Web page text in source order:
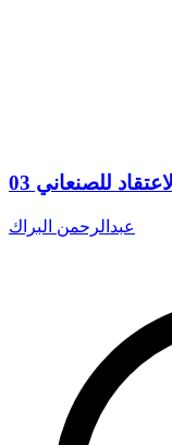
للصنعاني 03
عبدالرحمن البراك